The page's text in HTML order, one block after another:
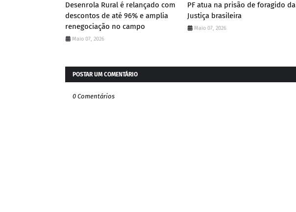
Desenrola Rural é relançado com
descontos de até 96% e amplia
renegociação no campo
Maio 07, 2026
PF atua na prisão de foragido da
Justiça brasileira
Maio 07, 2026
POSTAR UM COMENTÁRIO
0 Comentários